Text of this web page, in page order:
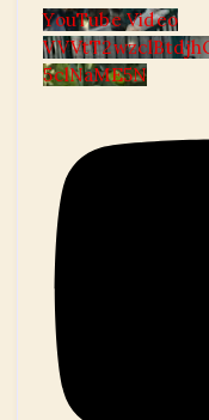
YouTube Video
5clNaME5N